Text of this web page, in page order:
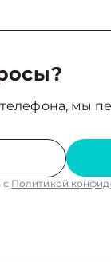
мы
с Политикой